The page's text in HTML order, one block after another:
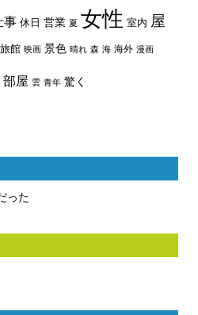
事 休日 営業 夏 女性 室内 屋
旅館 映画 景色 晴れ 森 海 海外 漫画
部屋 雲 青年 驚く
った